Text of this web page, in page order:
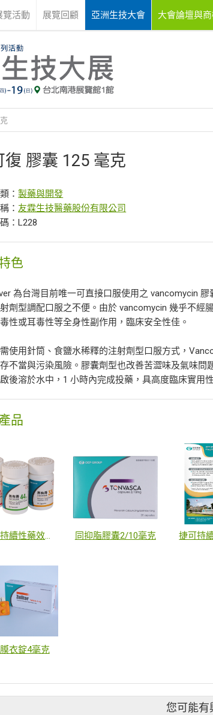
覽活動 展覽回顧 亞洲生技大會 大會論壇與
復 膠囊 125 毫克
：製藥與開發
： 友霖生技醫藥股份有限公司
：L228
色
為台灣目前唯一可直接口服使用之 vancomycin
劑型調配口服之不便。由於 vancomycin 幾乎不經
性或耳毒性等全身性副作用，臨床安全性佳。
使用針筒、食鹽水稀釋的注射劑型口服方式，
不當與污染風險。膠囊劑型也改善苦澀味及氣味
後溶於水中，1 小時內完成投藥，具高度臨床實用
品
思有得持續性藥效膠囊 同抑脂膠囊2/10毫克 捷可持
衣錠4毫克
您可能有